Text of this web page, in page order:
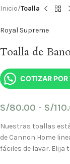
Inicio Toalla
Royal Supreme
Toalla de
COTIZAR
S/80.00 - S/
Nuestras toallas
de Cannon Home
fáciles de lavar. Elija